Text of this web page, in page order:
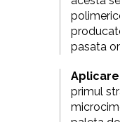
pasata
primul